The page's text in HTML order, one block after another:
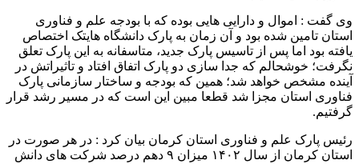
وی گفت : اموال و دارایی هایی بوده که با بودجه علم و فناوری
استان تامین شده بود و آن زمان به پارک دانشگاه هایتک اختصاص
یافته بود اما پس از تاسیس پارک جدید، متاسفانه به این پارک تعلق
نگرفت؛ خوشحالم که جدا سازی دو پارک اتفاق افتاد و تاثیراتش در
آینده مشخص خواهد شد؛ همین که بودجه و ساختار سازمانی پارک
فناوری استان مجزا شد قطعا مبین این است که در مسیر رشد قرار
گرفتیم.
رئیس پارک علم و فناوری استان کرمان بیان کرد : در هر صورت در
استان کرمان از سال ۱۴۰۲ میزان ۹ دهم درصد شرکت های دانش